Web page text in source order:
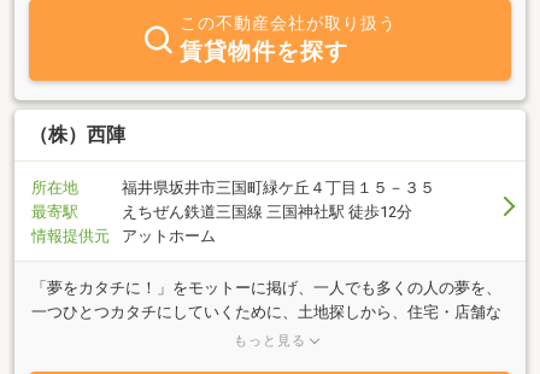
つながりを大切に、最適なプランをご提案いたします。お気軽に問
い合わせください。
この不動産会社が取り扱う
賃貸物件を探す
（株）西陣
所在地
福井県坂井市三国町緑ケ丘４丁目１５－３５
最寄駅
えちぜん鉄道三国線 三国神社駅 徒歩12分
情報提供元
アットホーム
「夢をカタチに！」をモットーに掲げ、一人でも多くの人の夢を、
一つひとつカタチにしていくために、土地探しから、住宅・店舗な
どの建築まで、あなたの夢を実現するためのお手伝いをさせて頂き
もっと見る